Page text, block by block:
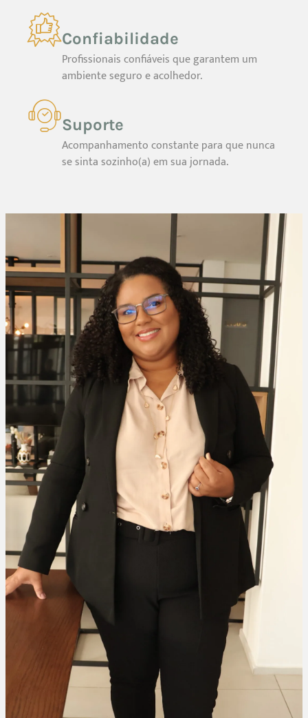
Confiabilidade
Profissionais confiáveis que garantem um
ambiente seguro e acolhedor.
Suporte
Acompanhamento constante para que nunca
se sinta sozinho(a) em sua jornada.